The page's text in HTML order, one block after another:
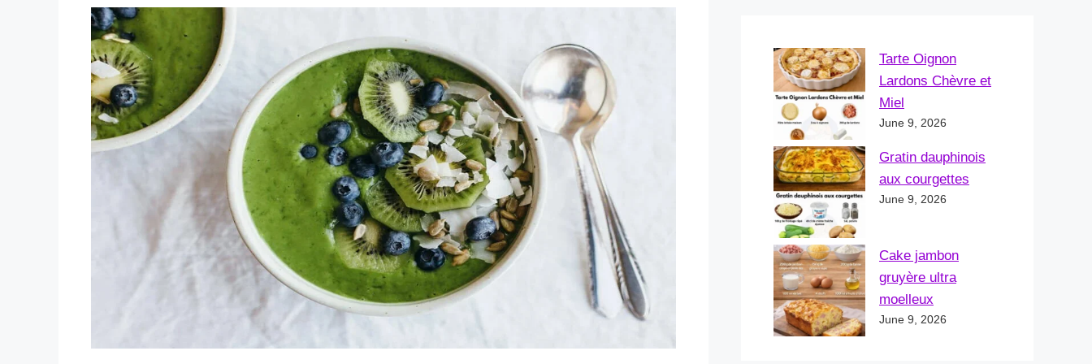
Tarte Oignon
Lardons Chèvre et
Miel
June 9, 2026
Gratin dauphinois
aux courgettes
June 9, 2026
Cake jambon
gruyère ultra
moelleux
June 9, 2026